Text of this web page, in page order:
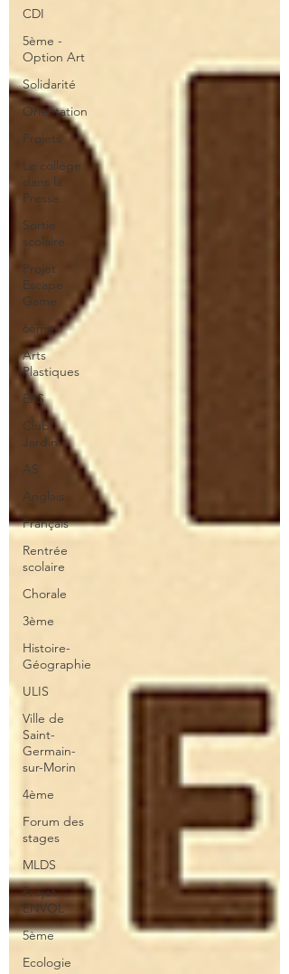
CDI
5ème -
Option Art
Solidarité
Orientation
Projets
Le collège
dans la
Presse
Sortie
scolaire
Projet
Escape
Game
6ème
Arts
Plastiques
EPS
Club
Jardin
AS
Anglais
Français
Rentrée
scolaire
Chorale
3ème
Histoire-
Géographie
ULIS
Ville de
Saint-
Germain-
sur-Morin
4ème
Forum des
stages
MLDS
Projet
ENVOL
5ème
Ecologie